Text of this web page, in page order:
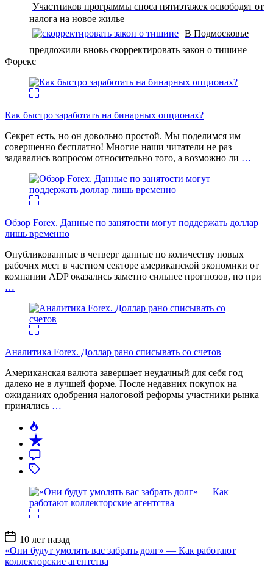
Участников программы сноса пятиэтажек освободят от
налога на новое жилье
В Подмосковье
предложили вновь скорректировать закон о тишине
Форекс
Как быстро заработать на бинарных опционах?
Секрет есть, но он довольно простой. Мы поделимся им
совершенно бесплатно! Многие наши читатели не раз
задавались вопросом относительно того, а возможно ли …
Обзор Forex. Данные по занятости могут поддержать доллар
лишь временно
Опубликованные в четверг данные по количеству новых
рабочих мест в частном секторе американской экономики от
компании ADP оказались заметно сильнее прогнозов, но при
…
Аналитика Forex. Доллар рано списывать со счетов
Американская валюта завершает неудачный для себя год
далеко не в лучшей форме. После недавних покупок на
ожиданиях одобрения налоговой реформы участники рынка
принялись …
Дата
записи
10 лет назад
«Они будут умолять вас забрать долг» — Как работают
коллекторские агентства